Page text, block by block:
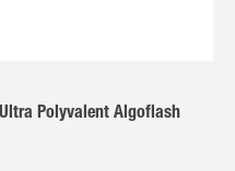
Polyvalent Algoflash